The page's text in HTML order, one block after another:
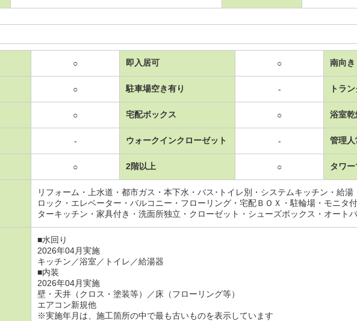
○ 即入居可 ○ 南向き
○ 駐車場空き有り - トラ
○ 宅配ボックス ○ 浴室乾
- ウォークインクローゼット - 管理人
○ 2階以上 ○ タワ
リフォーム・上水道・都市ガス・本下水・バス･トイレ別・システムキッチン・給
ロック・エレベーター・バルコニー・フローリング・宅配ＢＯＸ・駐輪場・モニタ
ターキッチン・家具付き・洗面所独立・クローゼット・シューズボックス・オート
■水回り
2026年04月実施
キッチン／浴室／トイレ／給湯器
■内装
2026年04月実施
壁・天井（クロス・塗装等）／床（フローリング等）
エアコン新規他
※実施年月は、施工箇所の中で最も古いものを表示しています